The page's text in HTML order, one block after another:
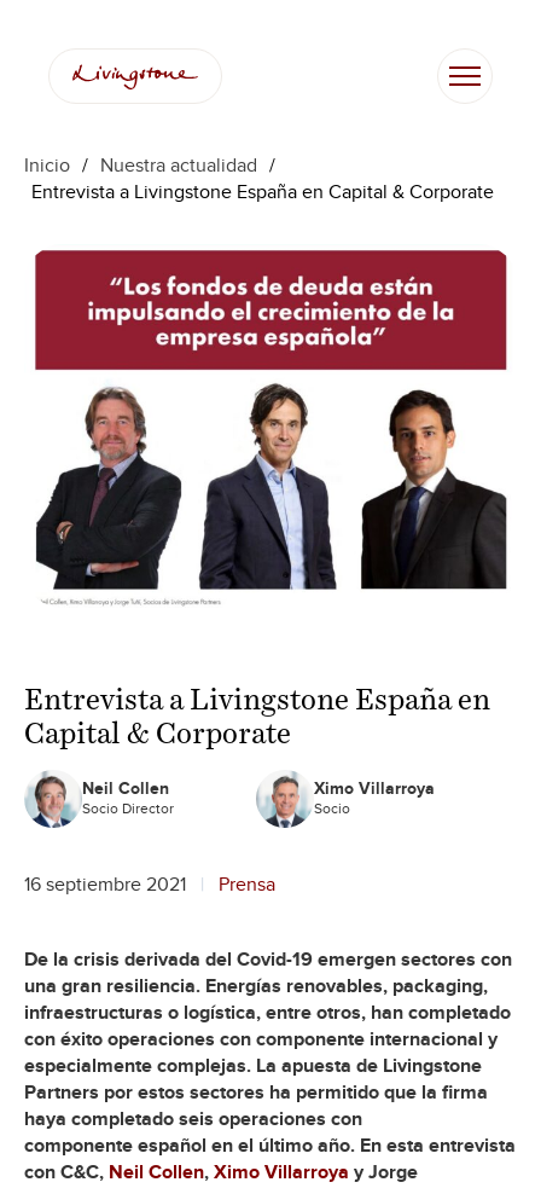
contenido
Inicio / Nuestra actualidad /
Entrevista a Livingstone España en Capital & Corporate
Entrevista a Livingstone España en
Capital & Corporate
Neil Collen
Socio Director
Ximo Villarroya
Socio
16 septiembre 2021 Prensa
De la crisis derivada del Covid-19 emergen sectores con
una gran resiliencia. Energías renovables, packaging,
infraestructuras o logística, entre otros, han completado
con éxito operaciones con componente internacional y
especialmente complejas. La apuesta de Livingstone
Partners por estos sectores ha permitido que la firma
haya completado seis operaciones con
componente español en el último año. En esta entrevista
con C&C, Neil Collen, Ximo Villarroya y Jorge